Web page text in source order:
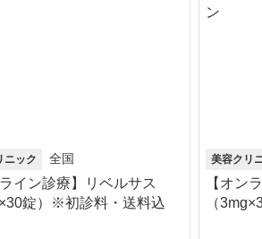
ニック 全国
ライン診療】リベルサス
錠）※初診料・送料込
美容クリ
【オン
（